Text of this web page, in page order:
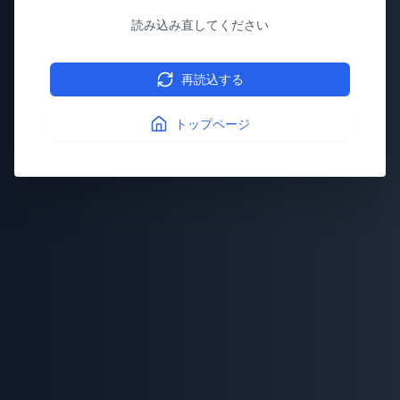
読み込み直してください
再読込する
トップページ